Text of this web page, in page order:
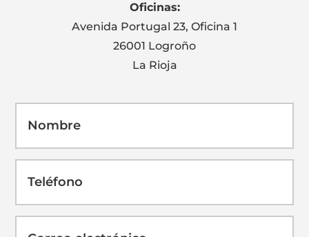
Oficinas:
Avenida Portugal 23, Oficina 1
26001 Logroño
La Rioja